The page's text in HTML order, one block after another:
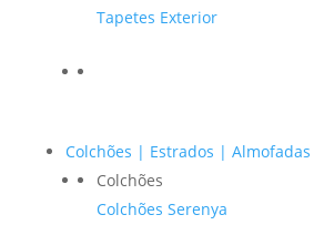
Tapetes Exterior
Colchões | Estrados | Almofadas
Colchões
Colchões Serenya